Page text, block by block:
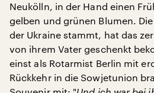
Neukölln, in der Hand einen
gelben und grünen Blumen.
der Ukraine stammt, hat das
von ihrem Vater geschenkt
einst als Rotarmist Berlin mit
Rückkehr in die Sowjetunion